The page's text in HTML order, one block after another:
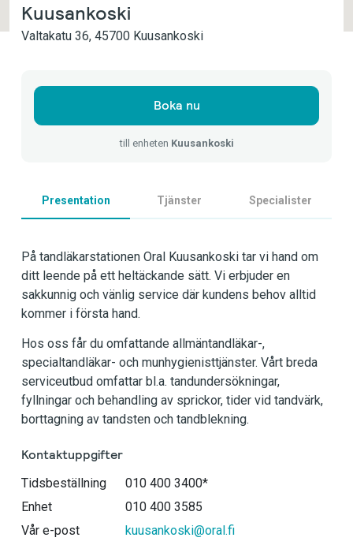
Kuusankoski
Valtakatu 36, 45700 Kuusankoski
Boka nu
till enheten Kuusankoski
Presentation Tjänster Specialister
På tandläkarstationen Oral Kuusankoski tar vi hand om
ditt leende på ett heltäckande sätt. Vi erbjuder en
sakkunnig och vänlig service där kundens behov alltid
kommer i första hand.
Hos oss får du omfattande allmäntandläkar-,
specialtandläkar- och munhygienisttjänster. Vårt breda
serviceutbud omfattar bl.a. tandundersökningar,
fyllningar och behandling av sprickor, tider vid tandvärk,
borttagning av tandsten och tandblekning.
Kontaktuppgifter
Tidsbeställning
010 400 3400*
Enhet
010 400 3585
Vår e-post
kuusankoski@oral.fi